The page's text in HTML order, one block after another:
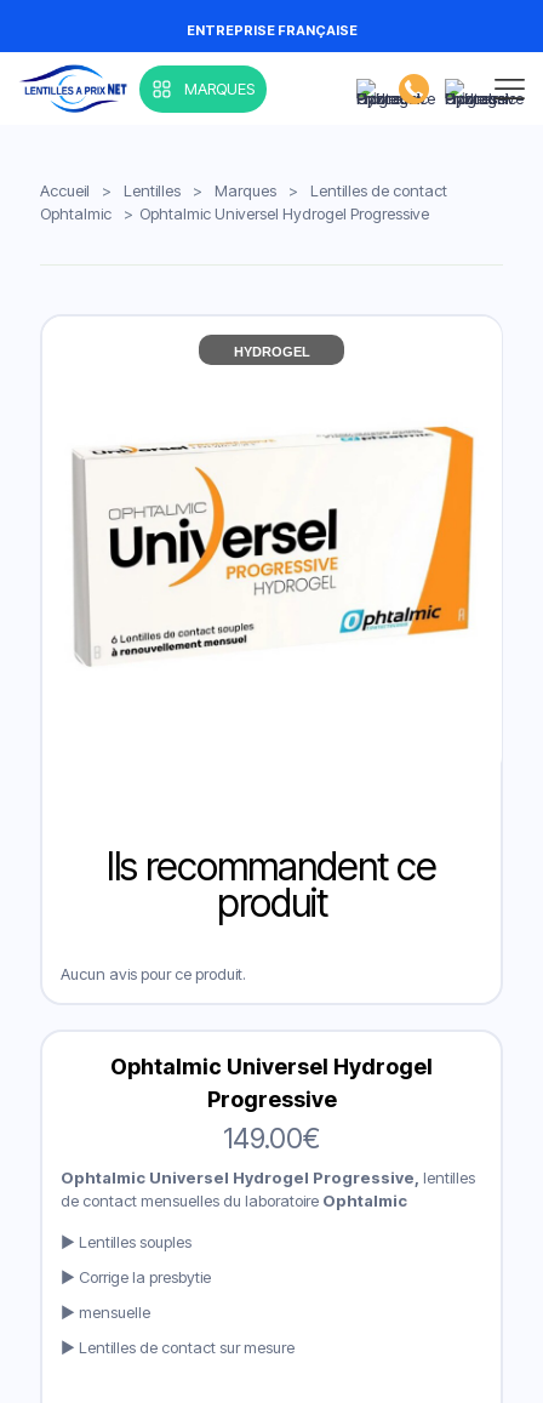
ENTREPRISE FRANÇAISE
MARQUES
Accueil > Lentilles > Marques >
Lentilles de contact
Ophtalmic
> Ophtalmic Universel Hydrogel Progressive
HYDROGEL
Ils recommandent ce
produit
Aucun avis pour ce produit.
Ophtalmic Universel Hydrogel
Progressive
149.00€
Ophtalmic Universel Hydrogel Progressive, lentilles
de contact mensuelles du laboratoire Ophtalmic
► Lentilles souples
► Corrige la presbytie
► mensuelle
► Lentilles de contact sur mesure